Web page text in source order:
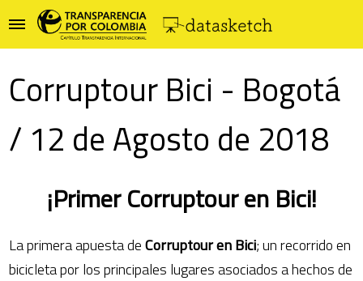
Corruptour Bici - Bogotá
/ 12 de Agosto de 2018
¡Primer Corruptour en Bici!
La primera apuesta deCorruptour en Bici; un recorrido en
bicicleta por los principales lugares asociados a hechos de